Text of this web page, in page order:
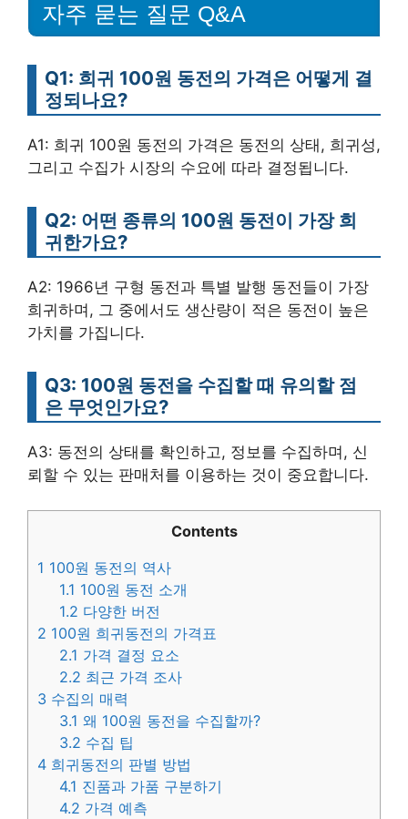
자주 묻는 질문 Q&A
Q1: 희귀 100원 동전의 가격은 어떻게 결
정되나요?
A1: 희귀 100원 동전의 가격은 동전의 상태, 희귀성,
그리고 수집가 시장의 수요에 따라 결정됩니다.
Q2: 어떤 종류의 100원 동전이 가장 희
귀한가요?
A2: 1966년 구형 동전과 특별 발행 동전들이 가장
희귀하며, 그 중에서도 생산량이 적은 동전이 높은
가치를 가집니다.
Q3: 100원 동전을 수집할 때 유의할 점
은 무엇인가요?
A3: 동전의 상태를 확인하고, 정보를 수집하며, 신
뢰할 수 있는 판매처를 이용하는 것이 중요합니다.
Contents
1 100원 동전의 역사
1.1 100원 동전 소개
1.2 다양한 버전
2 100원 희귀동전의 가격표
2.1 가격 결정 요소
2.2 최근 가격 조사
3 수집의 매력
3.1 왜 100원 동전을 수집할까?
3.2 수집 팁
4 희귀동전의 판별 방법
4.1 진품과 가품 구분하기
4.2 가격 예측